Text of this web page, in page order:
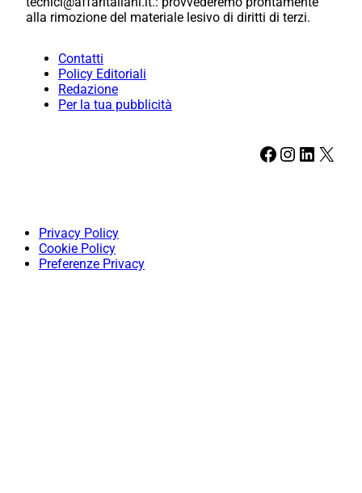
alla rimozione del materiale lesivo di diritti di terzi.
Contatti
Policy Editoriali
Redazione
Per la tua pubblicità
Facebook Instagram LinkedIn X
Privacy Policy
Cookie Policy
Preferenze Privacy